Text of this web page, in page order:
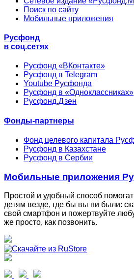
Поиск по сайту
Мобильные приложения
Русфонд
в соц.сетях
Русфонд «ВКонтакте»
Русфонд в Telegram
Youtube Русфонда
Русфонд в «Одноклассниках»
Русфонд.Дзен
Фонды-партнеры
Фонд целевого капитала
Русфонд в Казахстане
Русфонд в Сербии
Мобильные приложения
Простой и удобный способ
детям везде, где бы вы ни были:
свой смартфон и пожертвуйте
же просто, как позвонить.